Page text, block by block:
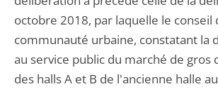
octobre 2018, par laquelle le conseil
communauté urbaine, constatant la
au service public du marché de gros
des halls A et B de l'ancienne halle